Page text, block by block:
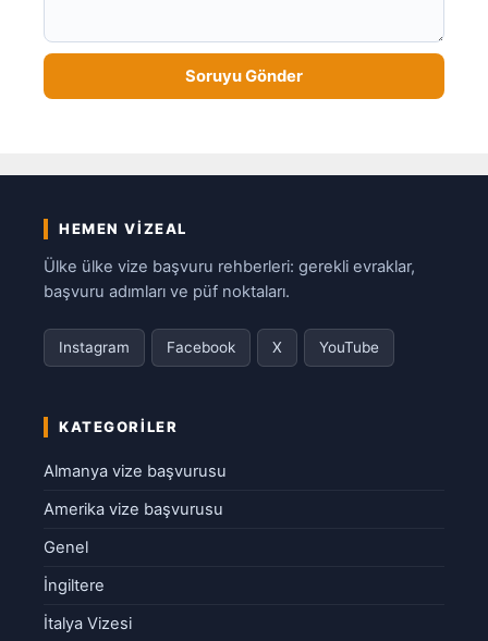
HEMEN VIZEAL
Ülke ülke vize başvuru rehberleri: gerekli evraklar,
başvuru adımları ve püf noktaları.
Instagram Facebook X YouTube
KATEGORILER
Almanya vize başvurusu
Amerika vize başvurusu
Genel
İngiltere
İtalya Vizesi